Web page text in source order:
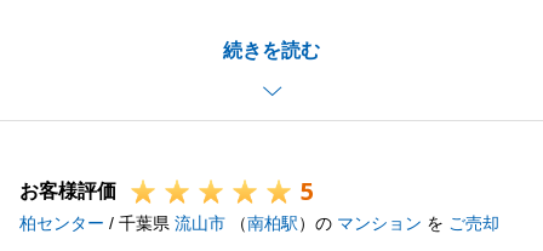
続きを読む
これからもご不明な点やご依頼事項等がございました
ら、いつでもお気軽にお申し付けくださいませ。
お客様評価 5
柏センター / 千葉県 流山市 （南柏駅）の マンション を ご売却